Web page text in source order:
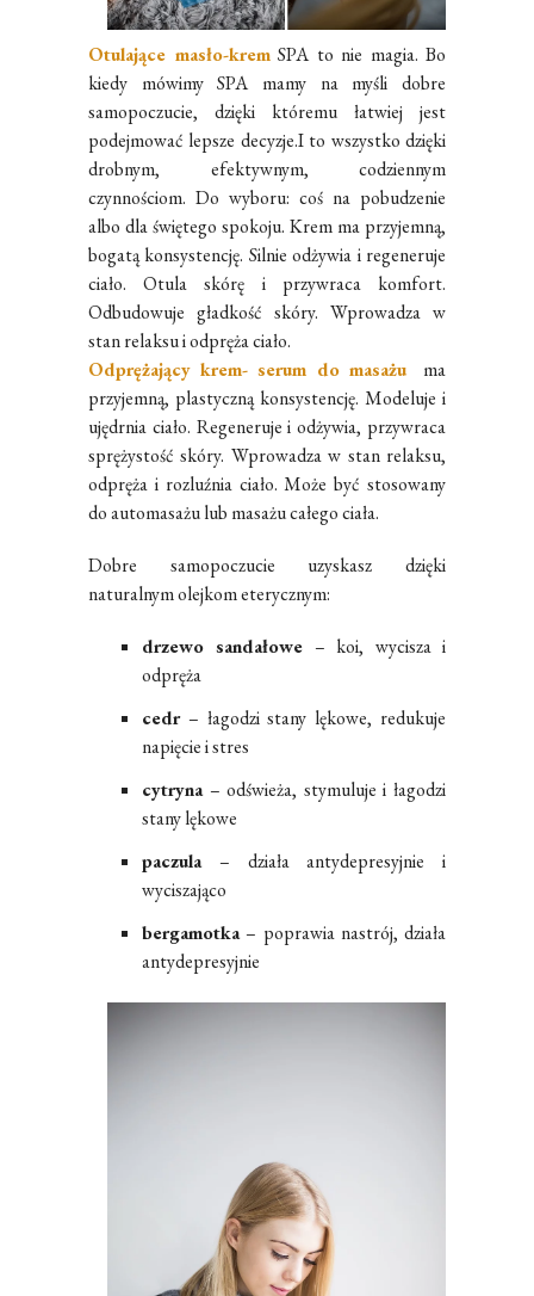
Otulające masło-kremSPA to nie magia. Bo
kiedy mówimy SPA mamy na myśli dobre
samopoczucie, dzięki któremu łatwiej jest
podejmować lepsze decyzje.I to wszystko dzięki
drobnym, efektywnym, codziennym
czynnościom. Do wyboru: coś na pobudzenie
albo dla świętego spokoju. Krem ma przyjemną,
bogatą konsystencję. Silnie odżywia i regeneruje
ciało. Otula skórę i przywraca komfort.
Odbudowuje gładkość skóry. Wprowadza w
stan relaksu i odpręża ciało.
Odprężający krem- serum do masażuma
przyjemną, plastyczną konsystencję. Modeluje i
ujędrnia ciało. Regeneruje i odżywia, przywraca
sprężystość skóry. Wprowadza w stan relaksu,
odpręża i rozluźnia ciało. Może być stosowany
do automasażu lub masażu całego ciała.
Dobre samopoczucie uzyskasz dzięki
naturalnym olejkom eterycznym:
drzewo sandałowe – koi, wycisza i
odpręża
cedr– łagodzi stany lękowe, redukuje
napięcie i stres
cytryna– odświeża, stymuluje i łagodzi
stany lękowe
paczula– działa antydepresyjnie i
wyciszająco
bergamotka– poprawia nastrój, działa
antydepresyjnie